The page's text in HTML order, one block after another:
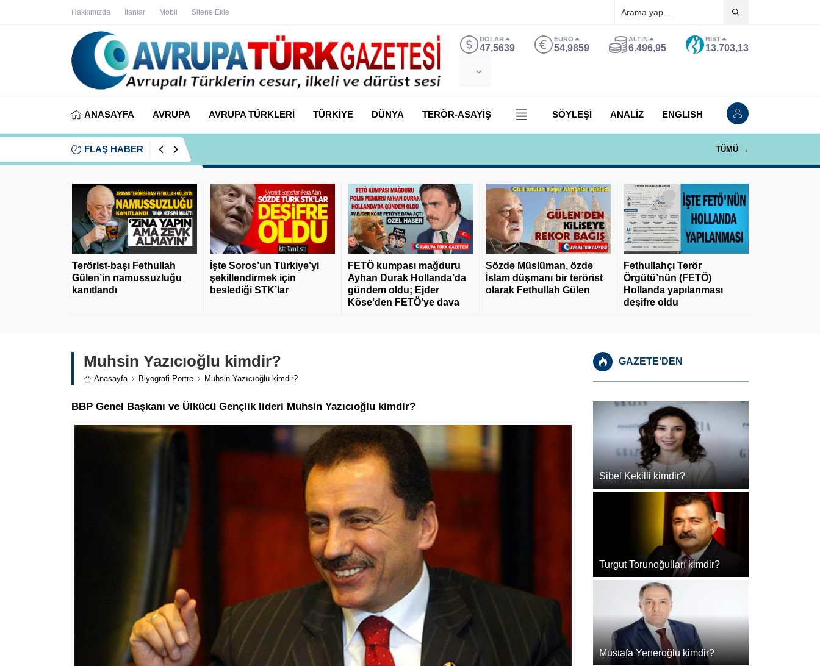
Hakkımızda İlanlar Mobil Sitene Ekle
DOLAR
47,5639
EURO
54,9859
ALTIN
6.496,95
BIST
13.703,13
ANASAYFA AVRUPA AVRUPA TÜRKLERİ TÜRKİYE DÜNYA TERÖR-ASAYİŞ SÖYLEŞİ ANALİZ ENGLISH
FLAŞ HABER TÜMÜ →
Terörist-başı Fethullah
Gülen’in namussuzluğu
kanıtlandı
İşte Soros’un Türkiye’yi
şekillendirmek için
beslediği STK’lar
FETÖ kumpası mağduru
Ayhan Durak Hollanda’da
gündem oldu; Ejder
Köse’den FETÖ’ye dava
Sözde Müslüman, özde
İslam düşmanı bir terörist
olarak Fethullah Gülen
Fethullahçı Terör
Örgütü’nün (FETÖ)
Hollanda yapılanması
deşifre oldu
Muhsin Yazıcıoğlu kimdir?
Anasayfa Biyografi-Portre Muhsin Yazıcıoğlu kimdir?
BBP Genel Başkanı ve Ülkücü Gençlik lideri Muhsin Yazıcıoğlu kimdir?
GAZETE'DEN
Sibel Kekilli kimdir?
Turgut Torunoğulları kimdir?
Mustafa Yeneroğlu kimdir?